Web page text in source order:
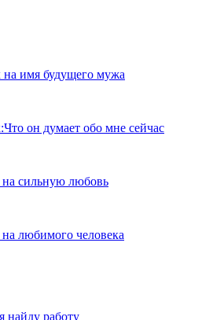
на имя будущего мужа
он думает обо мне сейчас
на сильную любовь
любимого человека
найду работу